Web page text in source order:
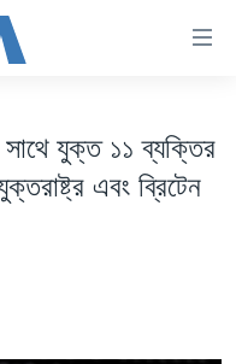
সাথে যুক্ত ১১ ব্যক্তির
এবং ব্রিটেন